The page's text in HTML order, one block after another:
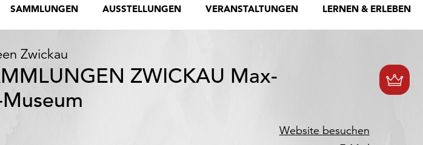
SAMMLUNGEN AUSSTELLUNGEN VERANSTALTUNGEN LERNEN & ERLEBEN
Zwickau
ZWICKAU Max-
Website besuchen